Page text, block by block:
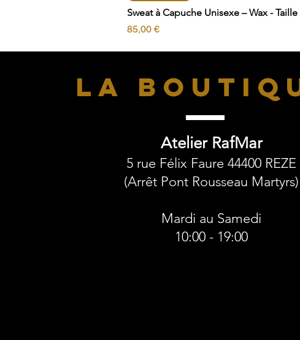
Sweat à Capuche Unisexe – Wax -
Prix
85,00 €
LA
Atelier RafMar
5 rue Félix Faure 44400 REZE
(Arrêt Pont Rousseau Martyrs)
Mardi au Samedi
10:00 - 19:00